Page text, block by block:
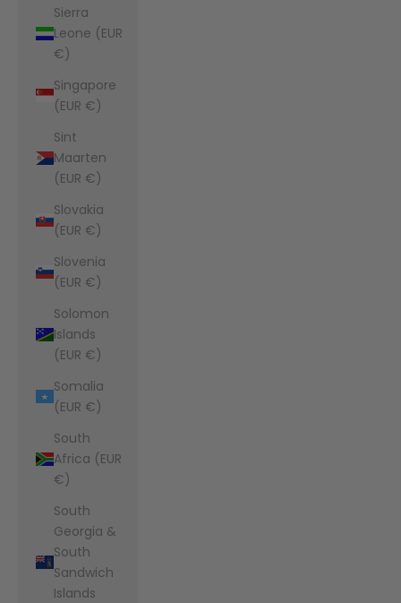
Sierra
Leone (EUR
€)
Singapore
(EUR €)
Sint
Maarten
(EUR €)
Slovakia
(EUR €)
Slovenia
(EUR €)
Solomon
Islands
(EUR €)
Somalia
(EUR €)
South
Africa (EUR
€)
South
Georgia &
South
Sandwich
Islands